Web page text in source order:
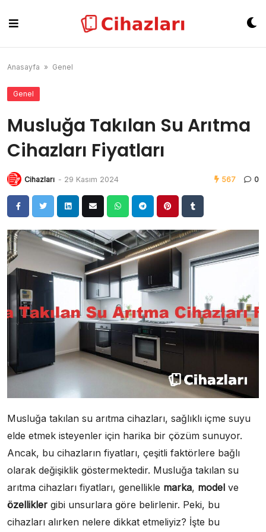
content
Anasayfa » Genel
Genel
Musluğa Takılan Su Arıtma
Cihazları Fiyatları
Cihazları - 29 Kasım 2024 567 0
Musluğa takılan su arıtma cihazları, sağlıklı içme suyu
elde etmek isteyenler için harika bir çözüm sunuyor.
Ancak, bu cihazların fiyatları, çeşitli faktörlere bağlı
olarak değişiklik göstermektedir. Musluğa takılan su
arıtma cihazları fiyatları, genellikle marka, model ve
özellikler gibi unsurlara göre belirlenir. Peki, bu
cihazları alırken nelere dikkat etmeliyiz? İşte bu